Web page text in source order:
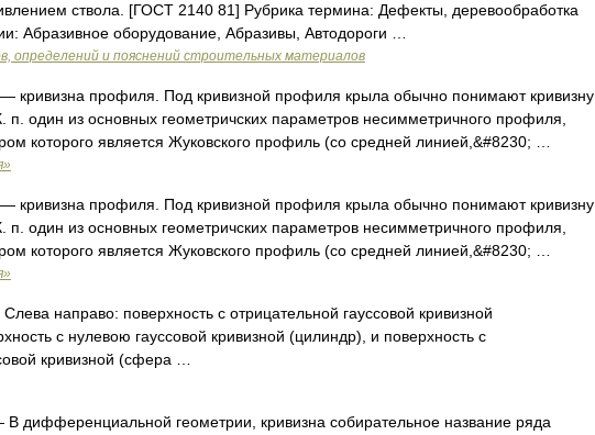
ствола. [ГОСТ 2140 81] Рубрика термина: Дефекты, деревообработка
Абразивное оборудование, Абразивы, Автодороги …
определений и пояснений строительных материалов
— кривизна профиля. Под кривизной профиля крыла обычно понимают кривизну
п. один из основных геометричских параметров несимметричного профиля,
которого является Жуковского профиль (со средней линией,&#8230; …
— кривизна профиля. Под кривизной профиля крыла обычно понимают кривизну
п. один из основных геометричских параметров несимметричного профиля,
которого является Жуковского профиль (со средней линией,&#8230; …
направо: поверхность с отрицательной гауссовой кривизной
с нулевою гауссовой кривизной (цилиндр), и поверхность с
кривизной (сфера …
дифференциальной геометрии, кривизна собирательное название ряда